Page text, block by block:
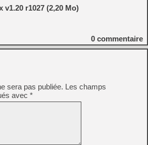
v1.20 r1027 (2,20 Mo)
0 commentaire
sera pas publiée. Les champs
avec *